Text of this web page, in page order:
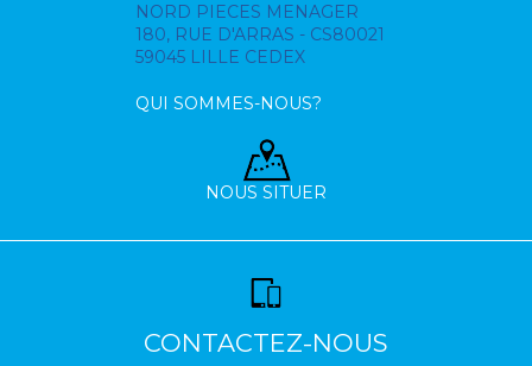
NORD PIECES MENAGER
180, RUE D'ARRAS - CS80021
59045 LILLE CEDEX
QUI SOMMES-NOUS?
NOUS SITUER
CONTACTEZ-NOUS